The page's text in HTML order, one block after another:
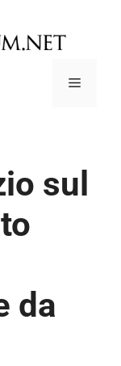
Menu
sul
da